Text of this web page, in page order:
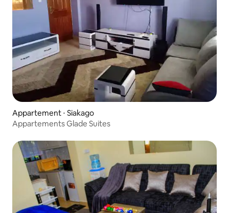
Appartement ⋅ Siakago
Appartements Glade Suites